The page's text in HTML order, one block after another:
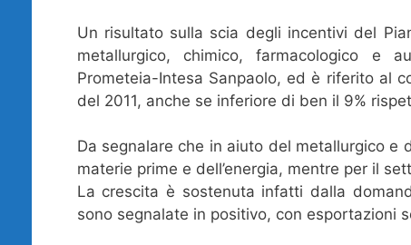
Un risultato sulla scia degli incentivi del
metallurgico, chimico, farmacologico e
Prometeia-Intesa Sanpaolo, ed è riferito al
del 2011, anche se inferiore di ben il 9%
Da segnalare che in aiuto del metallurgico e
materie prime e dell’energia, mentre per il
La crescita è sostenuta infatti dalla
sono segnalate in positivo, con esportazioni